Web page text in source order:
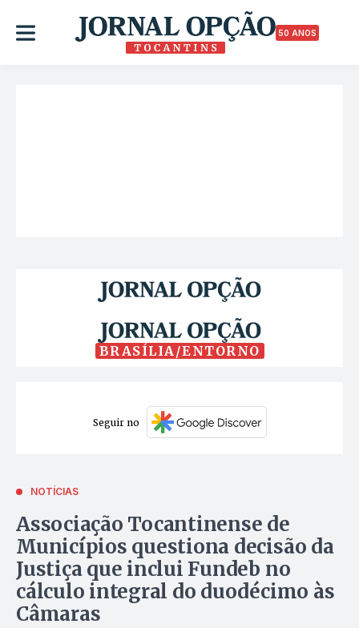
50 ANOS
BRASÍLIA/ENTORNO
Seguir no
NOTÍCIAS
Associação Tocantinense de
Municípios questiona decisão da
Justiça que inclui Fundeb no
cálculo integral do duodécimo às
Câmaras